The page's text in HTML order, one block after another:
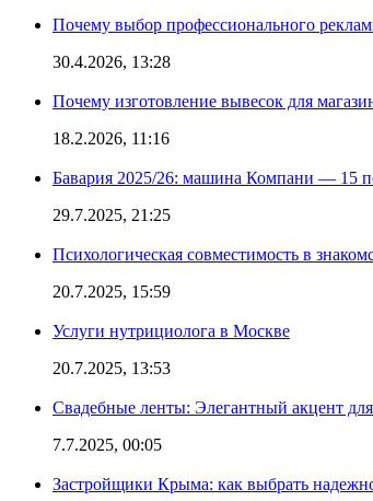
Почему выбор профессионального
30.4.2026, 13:28
Почему изготовление вывесок для
18.2.2026, 11:16
Бавария 2025/26: машина Компани — 15
29.7.2025, 21:25
Психологическая совместимость в
20.7.2025, 15:59
Услуги нутрициолога в Москве
20.7.2025, 13:53
Свадебные ленты: Элегантный акцент
7.7.2025, 00:05
Застройщики Крыма: как выбрать